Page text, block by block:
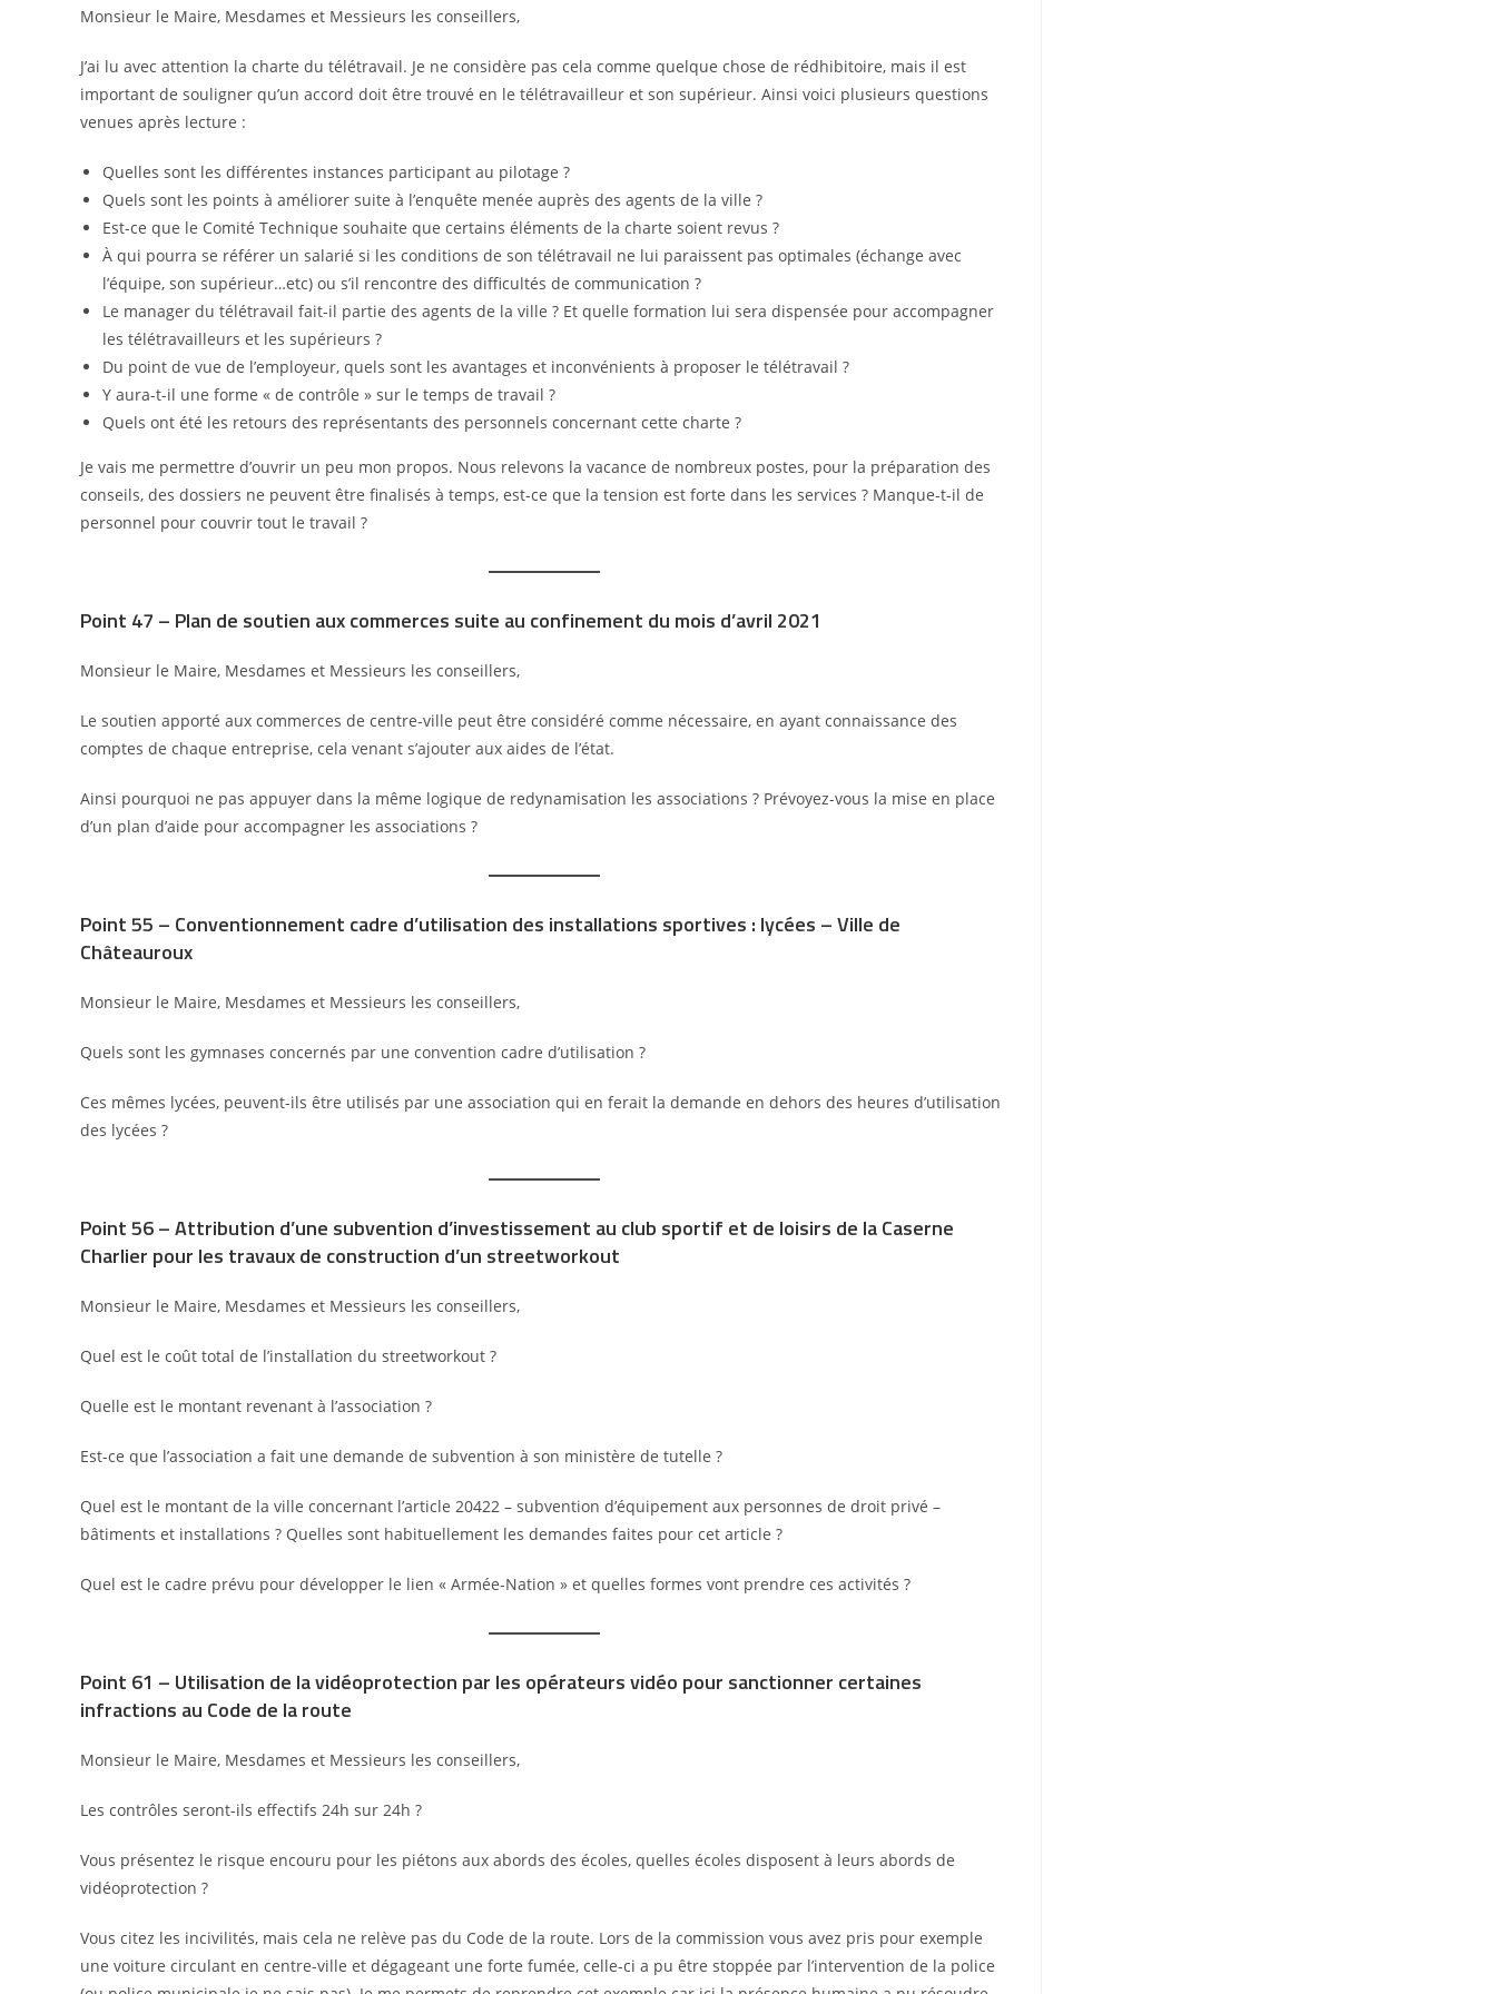
Monsieur le Maire, Mesdames et Messieurs les conseillers,
J’ai lu avec attention la charte du télétravail. Je ne considère pas cela comme quelque chose de rédhibitoire, mais il est
important de souligner qu’un accord doit être trouvé en le télétravailleur et son supérieur. Ainsi voici plusieurs questions
venues après lecture :
Quelles sont les différentes instances participant au pilotage ?
Quels sont les points à améliorer suite à l’enquête menée auprès des agents de la ville ?
Est-ce que le Comité Technique souhaite que certains éléments de la charte soient revus ?
À qui pourra se référer un salarié si les conditions de son télétravail ne lui paraissent pas optimales (échange avec
l’équipe, son supérieur…etc) ou s’il rencontre des difficultés de communication ?
Le manager du télétravail fait-il partie des agents de la ville ? Et quelle formation lui sera dispensée pour accompagner
les télétravailleurs et les supérieurs ?
Du point de vue de l’employeur, quels sont les avantages et inconvénients à proposer le télétravail ?
Y aura-t-il une forme « de contrôle » sur le temps de travail ?
Quels ont été les retours des représentants des personnels concernant cette charte ?
Je vais me permettre d’ouvrir un peu mon propos. Nous relevons la vacance de nombreux postes, pour la préparation des
conseils, des dossiers ne peuvent être finalisés à temps, est-ce que la tension est forte dans les services ? Manque-t-il de
personnel pour couvrir tout le travail ?
Point 47 – Plan de soutien aux commerces suite au confinement du mois d’avril 2021
Monsieur le Maire, Mesdames et Messieurs les conseillers,
Le soutien apporté aux commerces de centre-ville peut être considéré comme nécessaire, en ayant connaissance des
comptes de chaque entreprise, cela venant s’ajouter aux aides de l’état.
Ainsi pourquoi ne pas appuyer dans la même logique de redynamisation les associations ? Prévoyez-vous la mise en place
d’un plan d’aide pour accompagner les associations ?
Point 55 – Conventionnement cadre d’utilisation des installations sportives : lycées – Ville de
Châteauroux
Monsieur le Maire, Mesdames et Messieurs les conseillers,
Quels sont les gymnases concernés par une convention cadre d’utilisation ?
Ces mêmes lycées, peuvent-ils être utilisés par une association qui en ferait la demande en dehors des heures d’utilisation
des lycées ?
Point 56 – Attribution d’une subvention d’investissement au club sportif et de loisirs de la Caserne
Charlier pour les travaux de construction d’un streetworkout
Monsieur le Maire, Mesdames et Messieurs les conseillers,
Quel est le coût total de l’installation du streetworkout ?
Quelle est le montant revenant à l’association ?
Est-ce que l’association a fait une demande de subvention à son ministère de tutelle ?
Quel est le montant de la ville concernant l’article 20422 – subvention d’équipement aux personnes de droit privé –
bâtiments et installations ? Quelles sont habituellement les demandes faites pour cet article ?
Quel est le cadre prévu pour développer le lien « Armée-Nation » et quelles formes vont prendre ces activités ?
Point 61 – Utilisation de la vidéoprotection par les opérateurs vidéo pour sanctionner certaines
infractions au Code de la route
Monsieur le Maire, Mesdames et Messieurs les conseillers,
Les contrôles seront-ils effectifs 24h sur 24h ?
Vous présentez le risque encouru pour les piétons aux abords des écoles, quelles écoles disposent à leurs abords de
vidéoprotection ?
Vous citez les incivilités, mais cela ne relève pas du Code de la route. Lors de la commission vous avez pris pour exemple
une voiture circulant en centre-ville et dégageant une forte fumée, celle-ci a pu être stoppée par l’intervention de la police